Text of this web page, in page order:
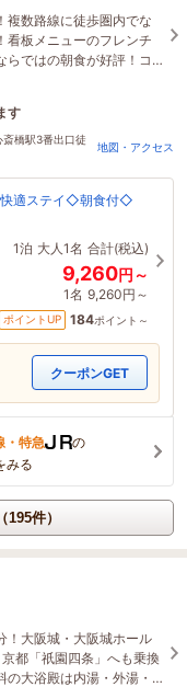
複数路線に徒歩圏内でな
看板メニューのフレンチ
らではの朝食が好評！コ
ドダブル除く全室に
す
た橋駅3番出口徒
地図・アクセス
快適ステイ◇朝食付◇
1泊 大人1名 合計(税込)
9,260円～
1名 9,260円～
ポイントUP 184ポイント～
クーポンGET
・特急
の
みる
件）
！大阪城・大阪城ホール
都「祇園四条」へも乗換
大浴殿は内湯・外湯・